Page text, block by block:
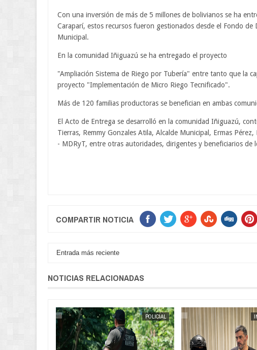
Con una inversión de más de 5 millones de bolivianos se ha
Caraparí, estos recursos fueron gestionados desde el Fondo
Municipal.
En la comunidad Iñiguazú se ha entregado el proyecto
"Ampliación Sistema de Riego por Tubería" entre tanto que la
proyecto "Implementación de Micro Riego Tecnificado".
Más de 120 familias productoras se benefician en ambas
El Acto de Entrega se desarrolló en la comunidad Iñiguazú,
Tierras, Remmy Gonzales Atila, Alcalde Municipal, Ermas
- MDRyT, entre otras autoridades, dirigentes y beneficiarios de
COMPARTIR NOTICIA
Entrada más reciente
NOTICIAS RELACIONADAS
INTERNACIONAL
JORGE MOLINA JORGE MOLINA